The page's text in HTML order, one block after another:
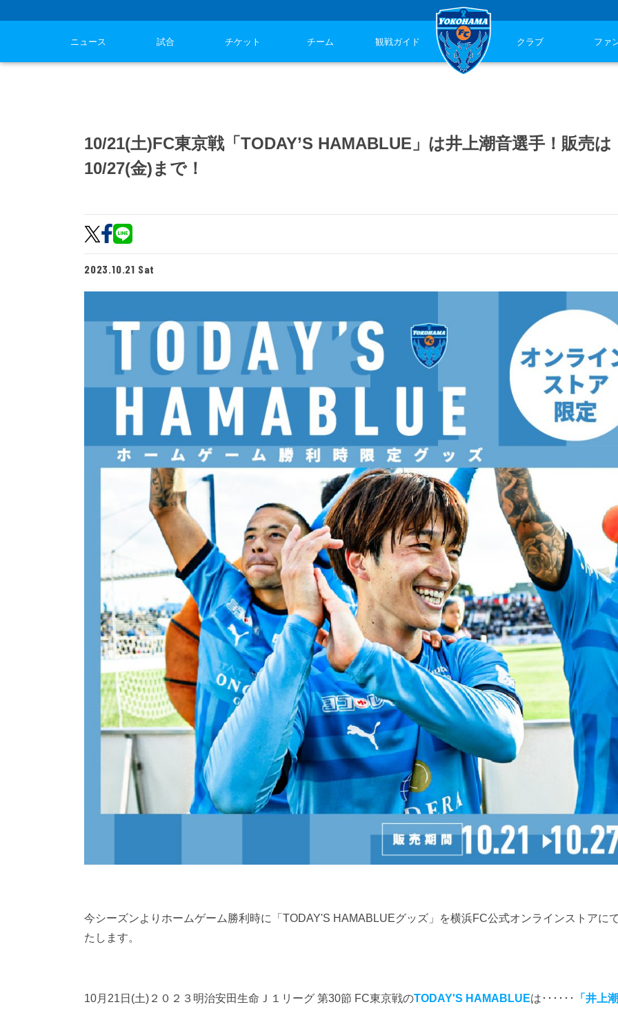
ニュース 試合 チケット チーム 観戦ガイド クラブ ファ
10/21(土)FC東京戦「TODAY’S HAMABLUE」は井上潮音選手！販売は
10/27(金)まで！
2023.10.21 Sat
今シーズンよりホームゲーム勝利時に「TODAY'S HAMABLUEグッズ」を横浜FC公式オンラインストアに
たします。
10月21日(土)２０２３明治安田生命Ｊ１リーグ 第30節 FC東京戦のTODAY'S HAMABLUEは･･････
「井上